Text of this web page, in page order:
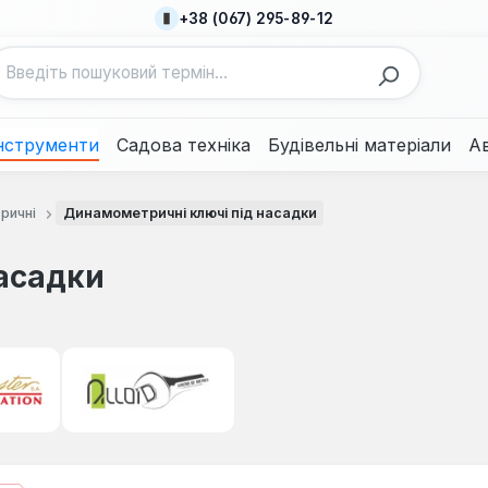
+38 (067) 295-89-12
Садова техніка Будівельні матеріали
Динамометричні ключі під насадки